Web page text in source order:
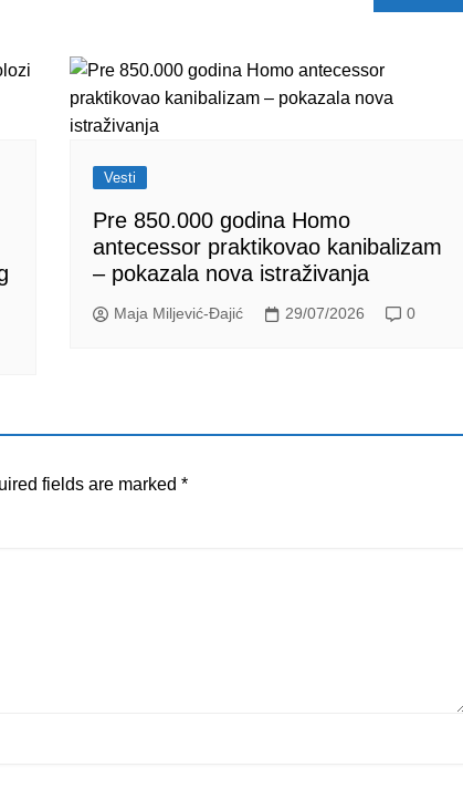
Vesti
Pre 850.000 godina Homo
antecessor praktikovao kanibalizam
– pokazala nova istraživanja
Maja Miljević-Đajić 29/07/2026 0
fields are marked *